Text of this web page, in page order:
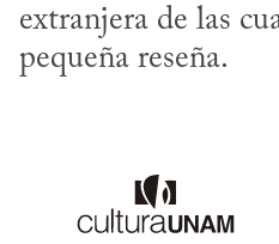
extranjera de las
pequeña reseña.